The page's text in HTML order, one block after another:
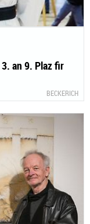
an 9. Plaz fir
BECKERICH